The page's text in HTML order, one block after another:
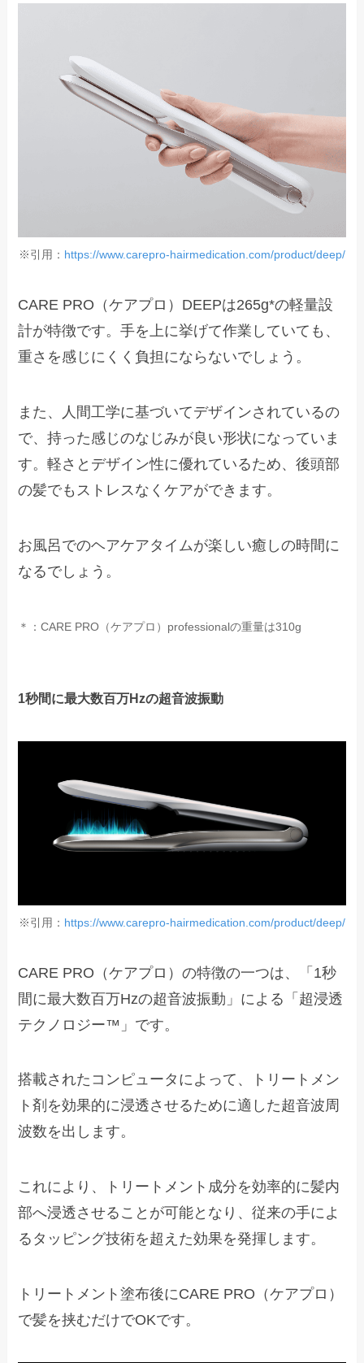
※引用： https://www.carepro-hairmedication.com/product/deep/
CARE PRO（ケアプロ）DEEPは265g*の軽量設
計が特徴です。手を上に挙げて作業していても、
重さを感じにくく負担にならないでしょう。
また、人間工学に基づいてデザインされているの
で、持った感じのなじみが良い形状になっていま
す。軽さとデザイン性に優れているため、後頭部
の髪でもストレスなくケアができます。
お風呂でのヘアケアタイムが楽しい癒しの時間に
なるでしょう。
＊：CARE PRO（ケアプロ）professionalの重量は310g
1秒間に最大数百万Hzの超音波振動
※引用： https://www.carepro-hairmedication.com/product/deep/
CARE PRO（ケアプロ）の特徴の一つは、「1秒
間に最大数百万Hzの超音波振動」による「超浸透
テクノロジー™」です。
搭載されたコンピュータによって、トリートメン
ト剤を効果的に浸透させるために適した超音波周
波数を出します。
これにより、トリートメント成分を効率的に髪内
部へ浸透させることが可能となり、従来の手によ
るタッピング技術を超えた効果を発揮します。
トリートメント塗布後にCARE PRO（ケアプロ）
で髪を挟むだけでOKです。